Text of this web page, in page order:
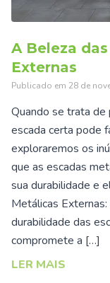
A Beleza
Externas
Publicado em 28 de
Quando se trata de
escada certa pode
exploraremos os
que as escadas
sua durabilidade e
Metálicas
durabilidade das
compromete a […]
LER MAIS